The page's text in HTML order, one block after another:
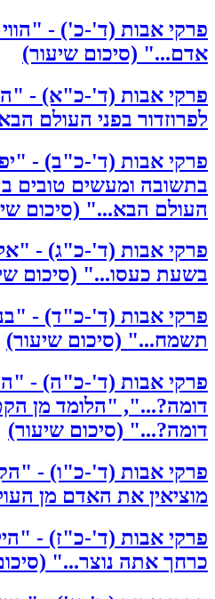
פרקי אבות (ד'-כ') -
אדם..." (סיכום שיעור)
פרקי אבות (ד'-כ"א) -
לפרוזדור בפני העולם
פרקי אבות (ד'-כ"ב) -
בתשובה ומעשים טובים
העולם הבא..." (סיכום
פרקי אבות (ד'-כ"ג) -
בשעת כעסו..." (סיכום
פרקי אבות (ד'-כ"ד) -
תשמח..." (סיכום שיעור)
פרקי אבות (ד'-כ"ה) -
דומה?...", "הלומד מן
דומה?..." (סיכום שיעור)
פרקי אבות (ד'-כ"ו) -
מוציאין את האדם מן
פרקי אבות (ד'-כ"ז) -
כרחך אתה נוצר..."